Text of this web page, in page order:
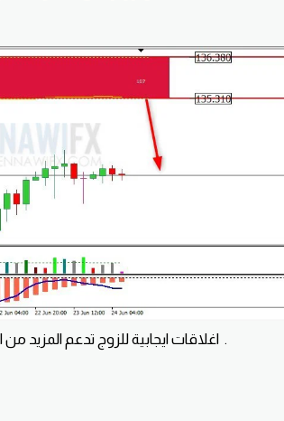
اغلاقات ايجابية للزوج تدعم المزيد من الصعود نتوقع الاستمرار بالاتجاه الصاعد خلال هذا اليوم .